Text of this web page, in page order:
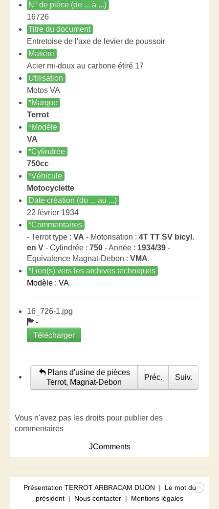
N° de pièce (de ... à ...)
16726
Titre du document
Entretoise de l'axe de levier de poussoir
Matière
Acier mi-doux au carbone étiré 17
Utilisation
Motos VA
*Marque
Terrot
*Modèle
VA
*Cylindrée
750cc
*Véhicule
Motocyclette
Date création (du ... au ...)
22 février 1934
*Commentaires
- Terrot type : VA - Motorisation : 4T TT SV bicyl.
en V - Cylindrée : 750 - Année : 1934/39 -
Equivalence Magnat-Debon : VMA.
*Lien(s) vers les archives techniques
Modèle : VA
16_726-1.jpg
-
Télécharger
Plans d'usine de pièces
Terrot, Magnat-Debon
Préc. Suiv.
Vous n'avez pas les droits pour publier des
commentaires
JComments
Présentation TERROT ARBRACAM DIJON | Le mot du
président | Nous contacter | Mentions légales